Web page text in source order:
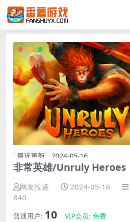
最近更新 2024-05-16
非常英雄/Unruly Heroes
网友投递 2024-05-16
840
普通用户: 10 VIP会员: 免费